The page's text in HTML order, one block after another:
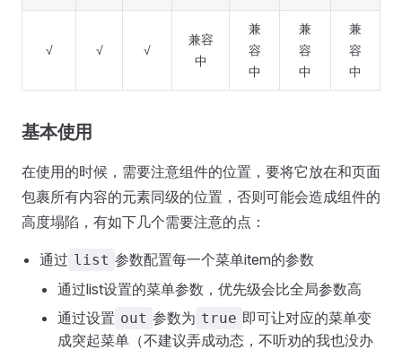
√ √ √
兼容
中
兼
容
中
兼
容
中
兼
容
中
基本使用
在使用的时候，需要注意组件的位置，要将它放在和页面
包裹所有内容的元素同级的位置，否则可能会造成组件的
高度塌陷，有如下几个需要注意的点：
通过 list 参数配置每一个菜单item的参数
通过list设置的菜单参数，优先级会比全局参数高
通过设置 out 参数为 true 即可让对应的菜单变
成突起菜单（不建议弄成动态，不听劝的我也没办